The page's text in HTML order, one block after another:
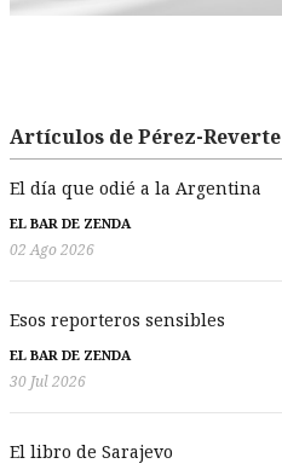
Artículos de Pérez-Reverte
El día que odié a la Argentina
EL BAR DE ZENDA
02 Ago 2026
Esos reporteros sensibles
EL BAR DE ZENDA
30 Jul 2026
El libro de Sarajevo